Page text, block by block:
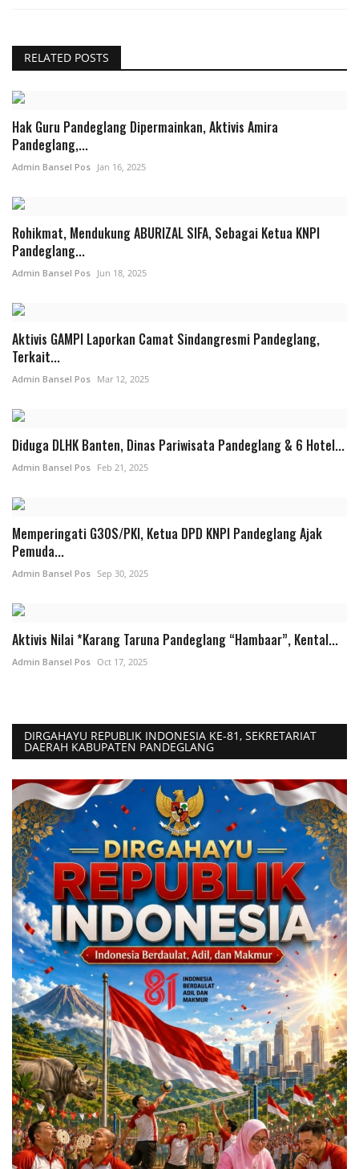
RELATED POSTS
Hak Guru Pandeglang Dipermainkan, Aktivis Amira
Pandeglang,...
Admin Bansel Pos Jan 16, 2025
Rohikmat, Mendukung ABURIZAL SIFA, Sebagai Ketua KNPI
Pandeglang...
Admin Bansel Pos Jun 18, 2025
Aktivis GAMPI Laporkan Camat Sindangresmi Pandeglang,
Terkait...
Admin Bansel Pos Mar 12, 2025
Diduga DLHK Banten, Dinas Pariwisata Pandeglang & 6 Hotel...
Admin Bansel Pos Feb 21, 2025
Memperingati G30S/PKI, Ketua DPD KNPI Pandeglang Ajak
Pemuda...
Admin Bansel Pos Sep 30, 2025
Aktivis Nilai *Karang Taruna Pandeglang “Hambaar”, Kental...
Admin Bansel Pos Oct 17, 2025
DIRGAHAYU REPUBLIK INDONESIA KE-81, SEKRETARIAT
DAERAH KABUPATEN PANDEGLANG